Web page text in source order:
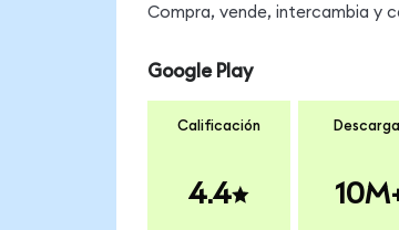
Compra, vende, intercambia y
Google Play
Calificación
4.4